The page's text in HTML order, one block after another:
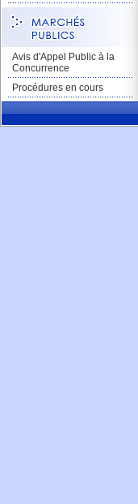
Avis d'Appel Public à la
Concurrence
Procédures en cours